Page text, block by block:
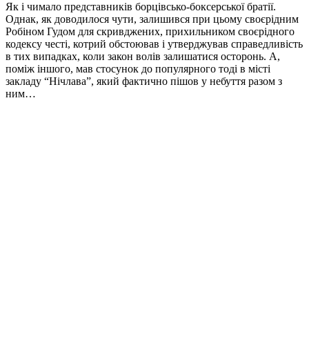
Як і чимало представників борцівсько-боксерської братії.
Однак, як доводилося чути, залишився при цьому своєрідним
Робіном Гудом для скривджених, прихильником своєрідного
кодексу честі, котрий обстоював і утверджував справедливість
в тих випадках, коли закон волів залишатися осторонь. А,
поміж іншого, мав стосунок до популярного тоді в місті
закладу “Нічлава”, який фактично пішов у небуття разом з
ним…